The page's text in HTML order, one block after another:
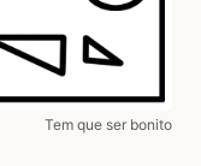
Tem que ser bonito